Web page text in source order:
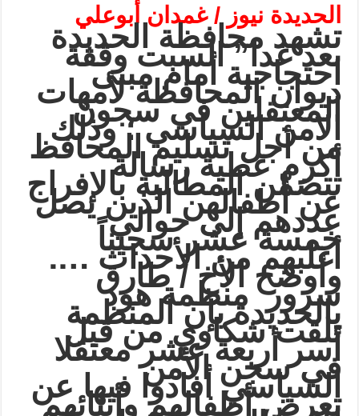
الحديدة نيوز / غمدان أبوعلي
تشهد محافظة الحديدة
بعد غدا” السبت وقفة
احتجاجية أمام مبنى
ديوان المحافظة لأمهات
المعتقلين في سجون
الامن السياسي ؛ وذلك
من أجل تسليم المحافظ
أكرم عطية رسالة
تتضمّن المطالبة بالإفراج
عن أطفالهن الذين يصل
عددهم إلى حوالي
خمسة عشر سجيناً
أغلبهم من الأحداث …. وأوضح الأخ / طارق
سرور منظمة هود
بالحديدة بإن المنظمة
تلقت شكاوي من قبل
أسر أربعة عشر معتقلا
في سجن الأمن
السياسي أفادوا فيها عن
تعرض أطفالهم وأبنائهم